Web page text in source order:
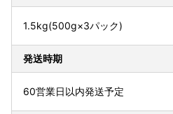
1.5kg(500g×3パック)
発送時期
60営業日以内発送予定